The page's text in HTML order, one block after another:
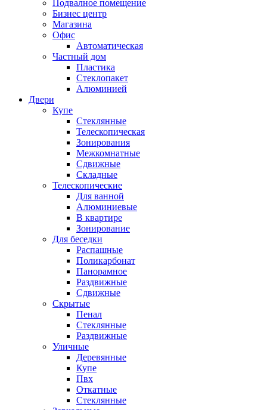
Подвалное помещение
Бизнес центр
Магазина
Офис
Автоматическая
Частный дом
Пластика
Стеклопакет
Алюминией
Двери
Купе
Стеклянные
Телескопическая
Зонирования
Межкомнатные
Сдвижные
Складные
Телескопические
Для ванной
Алюминиевые
В квартире
Зонирование
Для беседки
Распашные
Поликарбонат
Панорамное
Раздвижные
Сдвижные
Скрытые
Пенал
Стеклянные
Раздвижные
Уличные
Деревянные
Купе
Пвх
Откатные
Стеклянные